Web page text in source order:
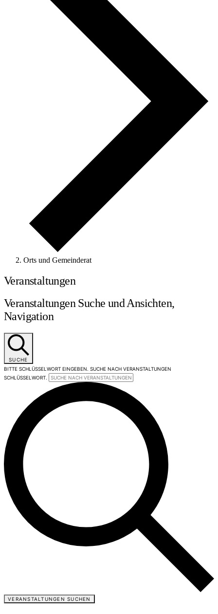
Orts und Gemeinderat
Veranstaltungen
Veranstaltungen Suche und Ansichten,
Navigation
SUCHE
BITTE SCHLÜSSELWORT EINGEBEN. SUCHE NACH VERANSTALTUNGEN
SCHLÜSSELWORT.
VERANSTALTUNGEN SUCHEN